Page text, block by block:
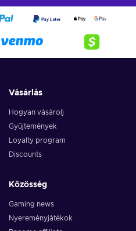
Vásárlás
Hogyan vásárolj
Gyűjtemények
Loyalty program
Discounts
Közösség
Gaming news
Nyereményjátékok